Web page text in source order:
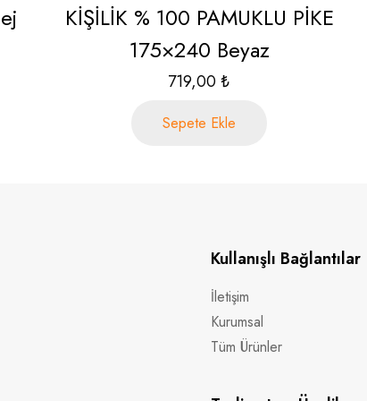
KİŞİLİK % 100 PAMUKLU PİKE
175×240 Beyaz
719,00₺
Sepete Ekle
Kullanışlı Bağlantılar
İletişim
Kurumsal
Tüm Ürünler